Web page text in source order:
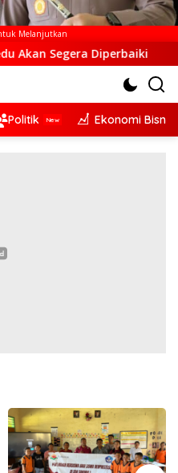
Melanjutkan
Diperbaiki Sinergi
Politik Ekonomi Bisnis